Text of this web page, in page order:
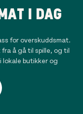
I DAG
for overskuddsmat.
å gå til spille, og til
lokale butikker og